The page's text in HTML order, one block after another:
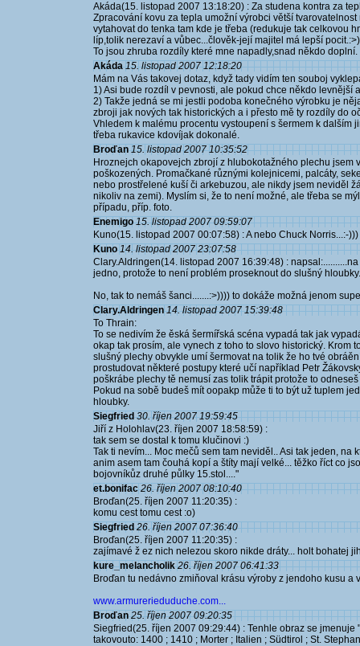
Akáda(15. listopad 2007 13:18:20) : Za studena kontra za
Zpracování kovu za tepla umožní výrobci větší
vytahovat do tenka tam kde je třeba (redukuje tak celkovou
líp,tolik nerezaví a vůbec...člověk-její majitel má lepší
To jsou zhruba rozdíly které mne napadly,snad někdo doplní.
Akáda 15. listopad 2007 12:18:20
Mám na Vás takovej dotaz, když tady vidím ten souboj
1) Asi bude rozdíl v pevnosti, ale pokud chce někdo levnější
2) Takže jedná se mi jestli podoba konečného výrobku je
zbroji jak nových tak historických a i přesto mě ty rozdíly do
Vhledem k malému procentu vystoupení s šermem k dalším
třeba rukavice kdovíjak dokonalé.
Broďan 15. listopad 2007 10:35:52
Hroznejch okapovejch zbrojí z hlubokotažného plechu jsem
poškozených. Promačkané různými kolejnicemi, palcáty,
nebo prostřelené kuší či arkebuzou, ale nikdy jsem neviděl
nikoliv na zemi). Myslím si, že to není možné, ale třeba se
případu, příp. foto.
Enemigo 15. listopad 2007 09:59:07
Kuno(15. listopad 2007 00:07:58) : A nebo Chuck Norris...:-)))
Kuno 14. listopad 2007 23:07:58
Clary.Aldringen(14. listopad 2007 16:39:48) :
jedno, protože to není problém proseknout do slušný hloubky.
No, tak to nemáš šanci.......:>)))) to dokáže možná jenom
Clary.Aldringen 14. listopad 2007 15:39:48
To Thrain:
To se nedivím že ěská šermířská scéna vypadá tak jak
okap tak prosím, ale vynech z toho to slovo historický. Krom
slušný plechy obvykle umí šermovat na tolik že ho tvé
prostudovat některé postupy které učí například Petr
poškrábe plechy tě nemusí zas tolik trápit protože to
Pokud na sobě budeš mít oopakp může ti to být už tuplem
hloubky.
Siegfried 30. říjen 2007 19:59:45
Jiří z Holohlav(23. říjen 2007 18:58:59) :
tak sem se dostal k tomu klučinovi :)
Tak ti nevím... Moc mečů sem tam neviděl.. Asi tak jeden, na
anim asem tam čouhá kopí a štíty mají velké... těžko říct co
bojovníkůz druhé půlky 15.stol...."
et.bonifac 26. říjen 2007 08:10:40
Broďan(25. říjen 2007 11:20:35) :
komu cest tomu cest :o)
Siegfried 26. říjen 2007 07:36:40
Broďan(25. říjen 2007 11:20:35) :
zajímavé ž ez nich nelezou skoro nikde dráty... holt bohatej
kure_melancholik 26. říjen 2007 06:41:33
Broďan tu nedávno zmiňoval krásu výroby z jendoho kusu a
www.armurerieduduche.com...
Broďan 25. říjen 2007 09:20:35
Siegfried(25. říjen 2007 09:29:44) : Tenhle obraz se
takovouto: 1400 ; 1410 ; Morter ; Italien ; Südtirol ; St.